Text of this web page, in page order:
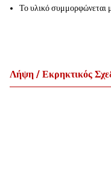
Το υλικό συμμορφώνεται
Λήψη / Εκρηκτικός